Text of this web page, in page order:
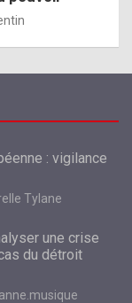
: vigilance
Tylane
une crise
du détroit